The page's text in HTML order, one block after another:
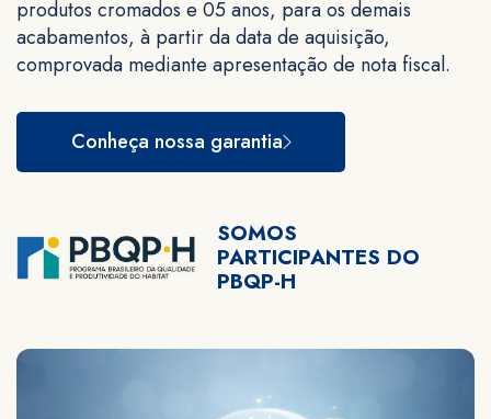
produtos cromados e 05 anos, para os demais
acabamentos, à partir da data de aquisição,
comprovada mediante apresentação de nota fiscal.
Conheça nossa garantia
SOMOS
PARTICIPANTES DO
PBQP-H